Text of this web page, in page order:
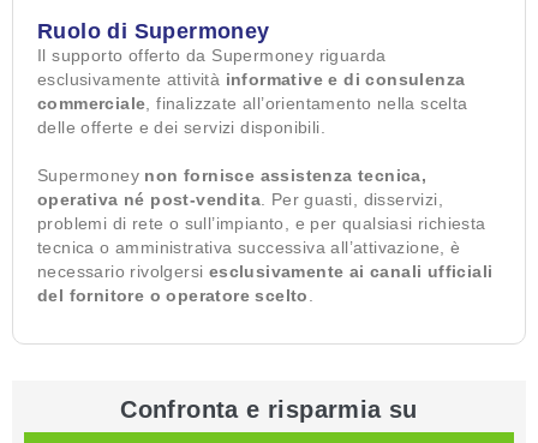
Ruolo di Supermoney
Il supporto offerto da Supermoney riguarda
esclusivamente attività informative e di consulenza
commerciale, finalizzate all’orientamento nella scelta
delle offerte e dei servizi disponibili.
Supermoney non fornisce assistenza tecnica,
operativa né post-vendita. Per guasti, disservizi,
problemi di rete o sull’impianto, e per qualsiasi richiesta
tecnica o amministrativa successiva all’attivazione, è
necessario rivolgersi esclusivamente ai canali ufficiali
del fornitore o operatore scelto.
Confronta e risparmia su